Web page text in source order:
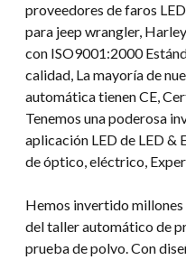
proveedores de faros
para jeep wrangler,
con ISO9001:2000
calidad, La mayoría de
automática tienen CE,
Tenemos una poderosa
aplicación LED de LED &
de óptico, eléctrico,
Hemos invertido
del taller automático de
prueba de polvo. Con